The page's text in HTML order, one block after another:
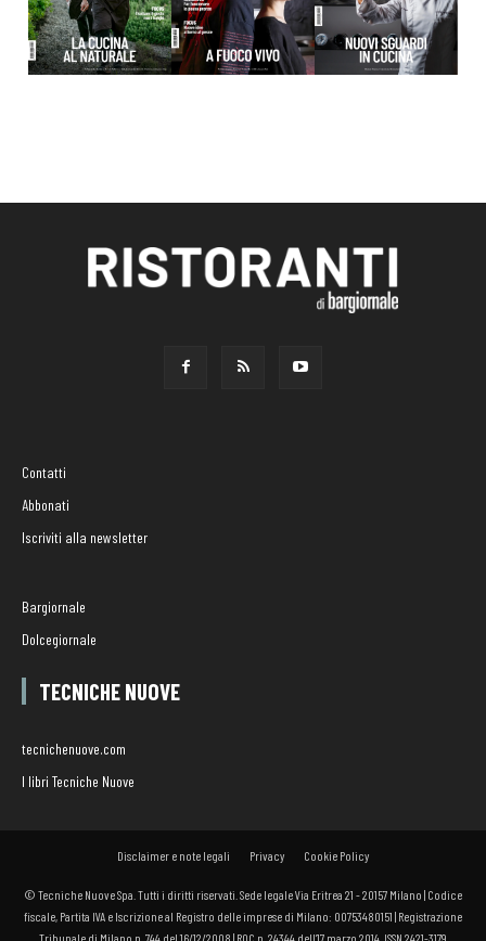
Contatti
Abbonati
Iscriviti alla newsletter
Bargiornale
Dolcegiornale
TECNICHE NUOVE
tecnichenuove.com
I libri Tecniche Nuove
Disclaimer e note legali Privacy Cookie Policy
© Tecniche Nuove Spa. Tutti i diritti riservati. Sede legale Via Eritrea 21 - 20157 Milano | Codice
fiscale, Partita IVA e Iscrizione al Registro delle imprese di Milano: 00753480151 | Registrazione
Tribunale di Milano n. 744 del 16/12/2008 | ROC n. 24344 dell’17 marzo 2014. ISSN 2421-3179